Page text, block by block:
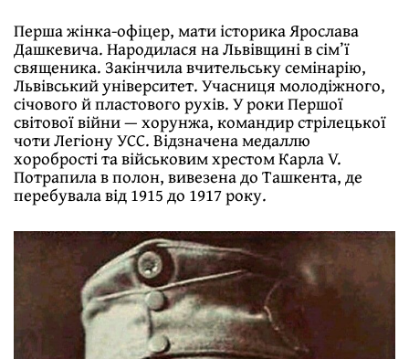
Перша жінка-офіцер, мати історика Ярослава
Дашкевича. Народилася на Львівщині в сім’ї
священика. Закінчила вчительську семінарію,
Львівський університет. Учасниця молодіжного,
січового й пластового рухів. У роки Першої
світової війни — хорунжа, командир стрілецької
чоти Легіону УСС. Відзначена медаллю
хоробрості та військовим хрестом Карла V.
Потрапила в полон, вивезена до Ташкента, де
перебувала від 1915 до 1917 року.